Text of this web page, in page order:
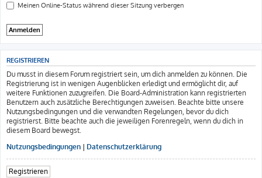
Meinen Online-Status während dieser Sitzung verbergen
REGISTRIEREN
Du musst in diesem Forum registriert sein, um dich anmelden zu können. Die
Registrierung ist in wenigen Augenblicken erledigt und ermöglicht dir, auf
weitere Funktionen zuzugreifen. Die Board-Administration kann registrierten
Benutzern auch zusätzliche Berechtigungen zuweisen. Beachte bitte unsere
Nutzungsbedingungen und die verwandten Regelungen, bevor du dich
registrierst. Bitte beachte auch die jeweiligen Forenregeln, wenn du dich in
diesem Board bewegst.
Nutzungsbedingungen | Datenschutzerklärung
Registrieren